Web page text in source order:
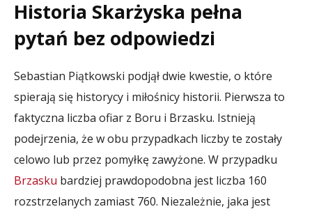
Historia Skarżyska pełna
pytań bez odpowiedzi
Sebastian Piątkowski podjął dwie kwestie, o które
spierają się historycy i miłośnicy historii. Pierwsza to
faktyczna liczba ofiar z Boru i Brzasku. Istnieją
podejrzenia, że w obu przypadkach liczby te zostały
celowo lub przez pomyłkę zawyżone. W przypadku
Brzasku bardziej prawdopodobna jest liczba 160
rozstrzelanych zamiast 760. Niezależnie, jaka jest